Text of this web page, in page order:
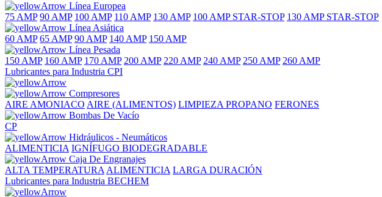
Línea Europea
75 AMP 90 AMP 100 AMP 110 AMP 130 AMP 100 AMP STAR-STOP 130 AMP STAR-STOP
Línea Asiática
60 AMP 65 AMP 90 AMP 140 AMP 150 AMP
Línea Pesada
150 AMP 160 AMP 170 AMP 200 AMP 220 AMP 240 AMP 250 AMP 260 AMP
Lubricantes para Industria CPI
Compresores
AIRE AMONIACO AIRE (ALIMENTOS) LIMPIEZA PROPANO FERONES
Bombas De Vacío
CP
Hidráulicos - Neumáticos
ALIMENTICIA IGNÍFUGO BIODEGRADABLE
Caja De Engranajes
ALTA TEMPERATURA ALIMENTICIA LARGA DURACIÓN
Lubricantes para Industria BECHEM